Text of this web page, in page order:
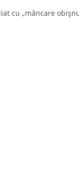
cu „mâncare